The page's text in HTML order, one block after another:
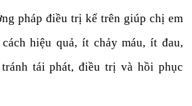
pháp điều trị kể trên giúp chị em
hiệu quả, ít chảy máu, ít đau,
tránh tái phát, điều trị và hồi phục